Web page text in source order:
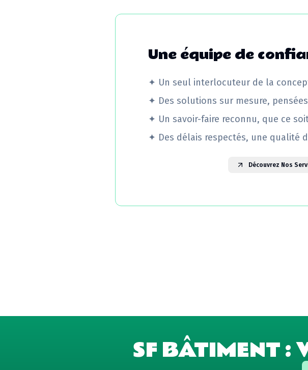
Une équipe de
✦ Un seul interlocuteur de la
✦ Des solutions sur mesure,
✦ Un savoir-faire reconnu, que ce
✦ Des délais respectés, une qualité
Découvrez Nos
SF BÂTIMENT :